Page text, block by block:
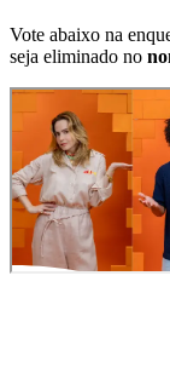
Vote abaixo na
seja eliminado no